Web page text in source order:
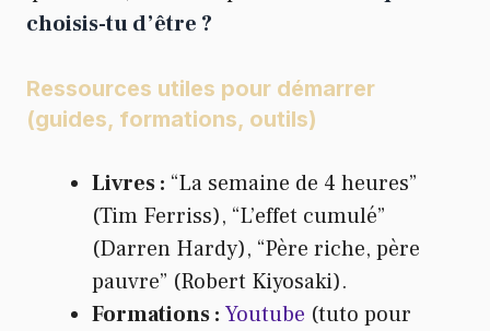
choisis-tu d’être ?
Ressources utiles pour démarrer
(guides, formations, outils)
Livres : “La semaine de 4 heures”
(Tim Ferriss), “L’effet cumulé”
(Darren Hardy), “Père riche, père
pauvre” (Robert Kiyosaki).
Formations : Youtube (tuto pour